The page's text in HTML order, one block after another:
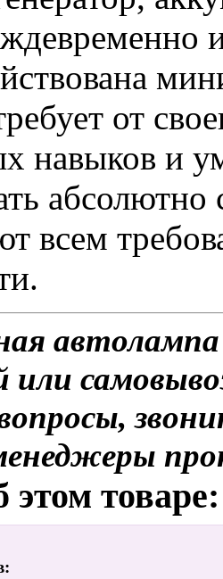
от
навыков и
всем
или
товаре: